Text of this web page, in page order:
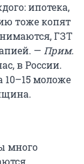
ипотека,
тоже копят
ГЗТ
— Прим.
в России.
10–15 моложе
много